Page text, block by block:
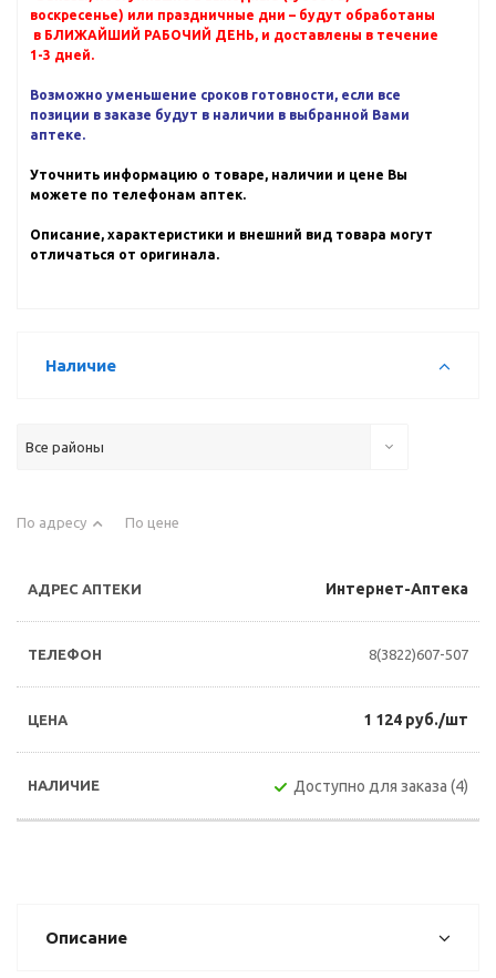
воскресенье) или праздничные дни – будут обработаны
в БЛИЖАЙШИЙ РАБОЧИЙ ДЕНЬ, и доставлены в течение
1-3 дней.
Возможно уменьшение сроков готовности, если все
позиции в заказе будут в наличии в выбранной Вами
аптеке.
Уточнить информацию о товаре, наличии и цене Вы
можете по телефонам аптек.
Описание, характеристики и внешний вид товара могут
отличаться от оригинала.
Наличие
Все районы
По адресу По цене
Интернет-Аптека
8(3822)607-507
1 124 руб./шт
Доступно для заказа (4)
Описание